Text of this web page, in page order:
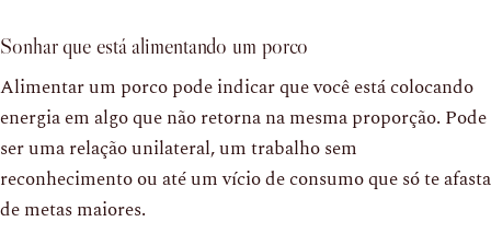
Sonhar que está alimentando um porco
Alimentar um porco pode indicar que você está colocando
energia em algo que não retorna na mesma proporção. Pode
ser uma relação unilateral, um trabalho sem
reconhecimento ou até um vício de consumo que só te afasta
de metas maiores.